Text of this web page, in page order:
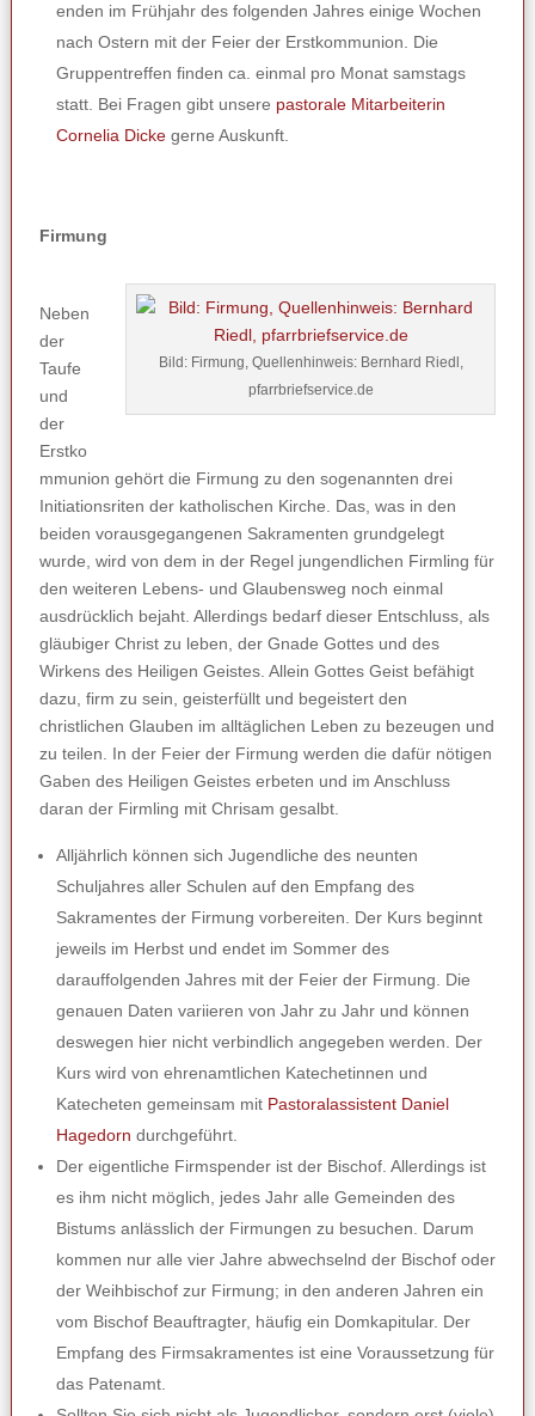
enden im Frühjahr des folgenden Jahres einige Wochen
nach Ostern mit der Feier der Erstkommunion. Die
Gruppentreffen finden ca. einmal pro Monat samstags
statt. Bei Fragen gibt unsere pastorale Mitarbeiterin
Cornelia Dickegerne Auskunft.
Firmung
Bild: Firmung, Quellenhinweis: Bernhard Riedl,
pfarrbriefservice.de
Neben
der
Taufe
und
der
Erstko
mmunion gehört die Firmung zu den sogenannten drei
Initiationsriten der katholischen Kirche. Das, was in den
beiden vorausgegangenen Sakramenten grundgelegt
wurde, wird von dem in der Regel jungendlichen Firmling für
den weiteren Lebens- und Glaubensweg noch einmal
ausdrücklich bejaht. Allerdings bedarf dieser Entschluss, als
gläubiger Christ zu leben, der Gnade Gottes und des
Wirkens des Heiligen Geistes. Allein Gottes Geist befähigt
dazu, firm zu sein, geisterfüllt und begeistert den
christlichen Glauben im alltäglichen Leben zu bezeugen und
zu teilen. In der Feier der Firmung werden die dafür nötigen
Gaben des Heiligen Geistes erbeten und im Anschluss
daran der Firmling mit Chrisam gesalbt.
Alljährlich können sich Jugendliche des neunten
Schuljahres aller Schulen auf den Empfang des
Sakramentes der Firmung vorbereiten. Der Kurs beginnt
jeweils im Herbst und endet im Sommer des
darauffolgenden Jahres mit der Feier der Firmung. Die
genauen Daten variieren von Jahr zu Jahr und können
deswegen hier nicht verbindlich angegeben werden. Der
Kurs wird von ehrenamtlichen Katechetinnen und
Katecheten gemeinsam mit Pastoralassistent Daniel
Hagedorn durchgeführt.
Der eigentliche Firmspender ist der Bischof. Allerdings ist
es ihm nicht möglich, jedes Jahr alle Gemeinden des
Bistums anlässlich der Firmungen zu besuchen. Darum
kommen nur alle vier Jahre abwechselnd der Bischof oder
der Weihbischof zur Firmung; in den anderen Jahren ein
vom Bischof Beauftragter, häufig ein Domkapitular. Der
Empfang des Firmsakramentes ist eine Voraussetzung für
das Patenamt.